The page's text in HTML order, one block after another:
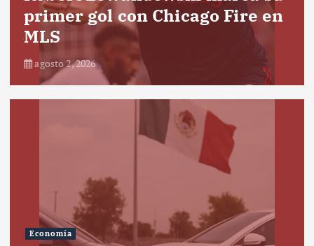
primer gol con Chicago Fire en
MLS
agosto 2, 2026
Economía